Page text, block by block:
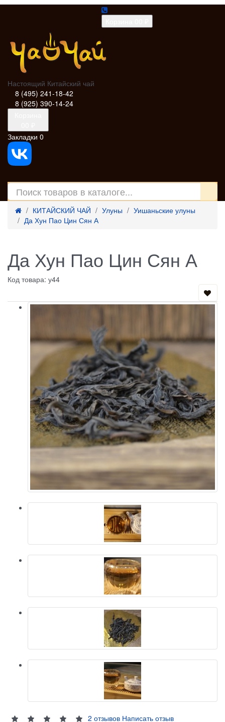
Настоящий Китайский чай
8 (495) 241-18-42
8 (925) 390-14-24
Закладки 0
КИТАЙСКИЙ ЧАЙ Улуны
Уишаньские улуны
Да Хун Пао Цин Сян А
Да Хун Пао Цин Сян А
Код товара: у44
2 отзывов Написать отзыв